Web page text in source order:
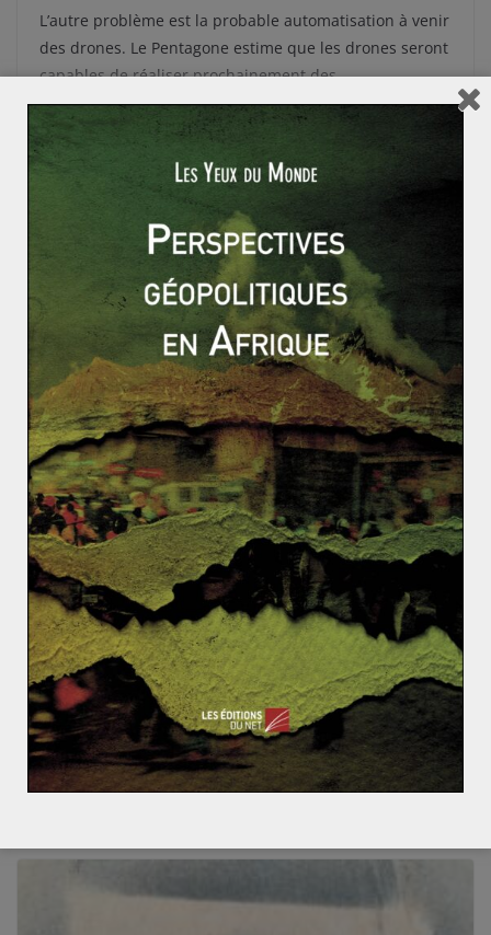
L’autre problème est la probable automatisation à venir
des drones. Le Pentagone estime que les drones seront
capables de réaliser prochainement des
bombardements (2025), mener des combats air-air
(2033) et être autonomes (2034). Le jour où les drones
deviendront des robots létaux autonomes (RLA),
l’éthique guerrière sera encore plus bouleversée :
sommes-nous capable et devons-nous accepter qu’une
intelligence artificielle puisse prendre la décision de
La Belgique à l’aube d’une nouvelle crise politique ?
La politique énergétique américaine depuis 1945 (2/
2)
La Guinée équatoriale, pays hôte de la
CAN 2015
18 novembre 2014
Occupy Wall Street : un an après, que
reste-t-il des 99% ?
18 septembre 2012